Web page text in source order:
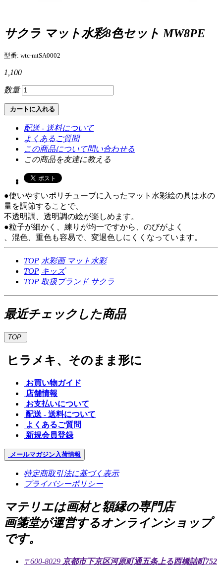
サクラ マット水彩8色セット MW8PE
型番: wtc-mtSA0002
1,100
数量
カートに入れる
配送 - 送料について
よくあるご質問
この商品について問い合わせる
この商品を友達に教える
●使いやすいポリチューブに入ったマット水彩絵の具は水の
量を調節することで、
不透明調、透明調の絵が楽しめます。
●粒子が細かく、練りが均一ですから、のびがよく
、混色、重色も容易で、変退色しにくくなっています。
TOP 水彩画 マット水彩
TOP キッズ
TOP 取扱ブランド サクラ
最近チェックした商品
TOP
ヒラメキ、そのまま形に
お買い物ガイド
店舗情報
お支払いについて
配送 - 送料について
よくあるご質問
新規会員登録
メールマガジン入荷情報
特定商取引法に基づく表示
プライバシーポリシー
マテリエは画材と額縁の専門店
画箋堂が運営するオンラインショップ
です。
〒600-8029 京都市下京区河原町通五条上る西橋詰町752